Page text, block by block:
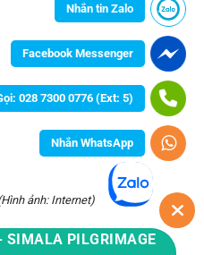
ảnh: Internet)
SIMALA PILGRIMAGE
Nhắn tin Zalo
Facebook Messenger
028 7300 0776 (Ext: 5)
Nhắn WhatsApp